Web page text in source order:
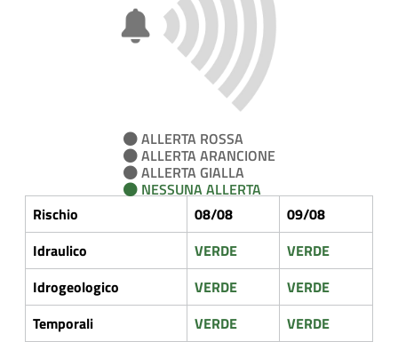
ALLERTA ROSSA
ALLERTA ARANCIONE
ALLERTA GIALLA
NESSUNA ALLERTA
Rischio
08/08
09/08
Idraulico
VERDE
VERDE
Idrogeologico
VERDE
VERDE
Temporali
VERDE
VERDE